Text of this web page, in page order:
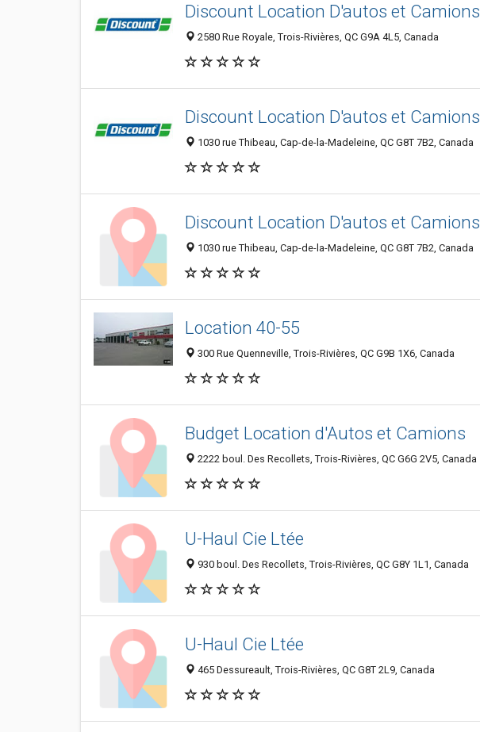
Discount Location D'autos et Camions
2580 Rue Royale, Trois-Rivières, QC G9A 4L5, Canada
Discount Location D'autos et Camions
1030 rue Thibeau, Cap-de-la-Madeleine, QC G8T 7B2, Canada
Discount Location D'autos et Camions
1030 rue Thibeau, Cap-de-la-Madeleine, QC G8T 7B2, Canada
Location 40-55
300 Rue Quenneville, Trois-Rivières, QC G9B 1X6, Canada
Budget Location d'Autos et Camions
2222 boul. Des Recollets, Trois-Rivières, QC G6G 2V5, Canada
U-Haul Cie Ltée
930 boul. Des Recollets, Trois-Rivières, QC G8Y 1L1, Canada
U-Haul Cie Ltée
465 Dessureault, Trois-Rivières, QC G8T 2L9, Canada